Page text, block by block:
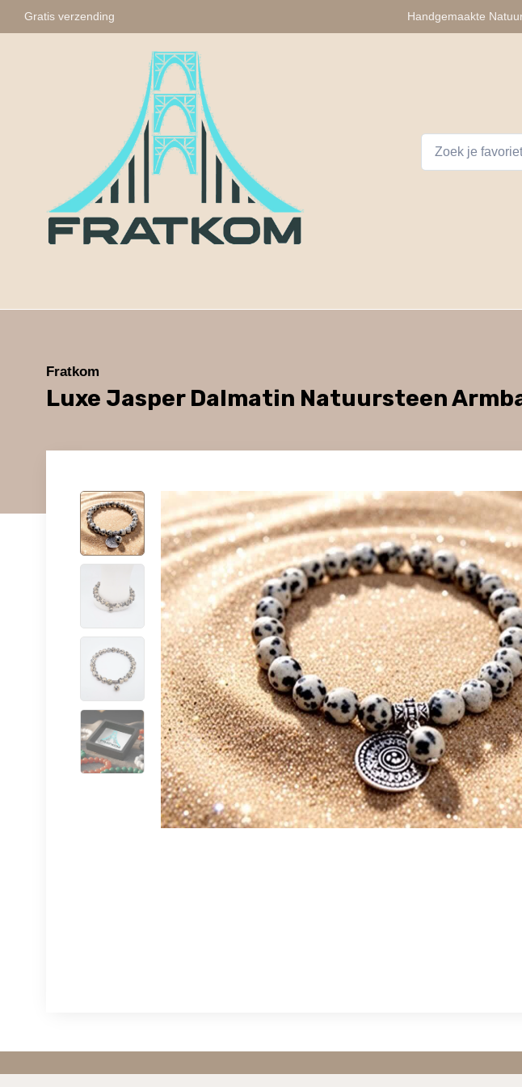
Gratis verzending Handgemaakte
Fratkom
Luxe Jasper Dalmatin Natuursteen